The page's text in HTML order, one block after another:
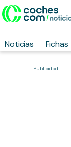
Noticias Fichas
Publicidad